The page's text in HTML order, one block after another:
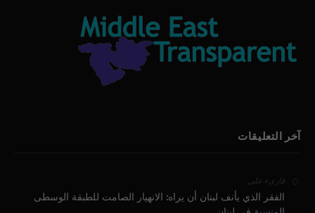
آخر التعليقات
قارىء على
الفقر الذي يأنف لبنان أن يراه: الانهيار الصامت للطبقة الوسطى